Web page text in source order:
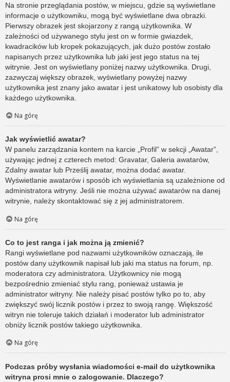
Na stronie przeglądania postów, w miejscu, gdzie są wyświetlane
informacje o użytkowniku, mogą być wyświetlane dwa obrazki.
Pierwszy obrazek jest skojarzony z rangą użytkownika. W
zależności od używanego stylu jest on w formie gwiazdek,
kwadracików lub kropek pokazujących, jak dużo postów zostało
napisanych przez użytkownika lub jaki jest jego status na tej
witrynie. Jest on wyświetlany poniżej nazwy użytkownika. Drugi,
zazwyczaj większy obrazek, wyświetlany powyżej nazwy
użytkownika jest znany jako awatar i jest unikatowy lub osobisty dla
każdego użytkownika.
Na górę
Jak wyświetlić awatar?
W panelu zarządzania kontem na karcie „Profil” w sekcji „Awatar”,
używając jednej z czterech metod: Gravatar, Galeria awatarów,
Zdalny awatar lub Prześlij awatar, można dodać awatar.
Wyświetlanie awatarów i sposób ich wyświetlania są uzależnione od
administratora witryny. Jeśli nie można używać awatarów na danej
witrynie, należy skontaktować się z jej administratorem.
Na górę
Co to jest ranga i jak można ją zmienić?
Rangi wyświetlane pod nazwami użytkowników oznaczają, ile
postów dany użytkownik napisał lub jaki ma status na forum, np.
moderatora czy administratora. Użytkownicy nie mogą
bezpośrednio zmieniać stylu rang, ponieważ ustawia je
administrator witryny. Nie należy pisać postów tylko po to, aby
zwiększyć swój licznik postów i przez to swoją rangę. Większość
witryn nie toleruje takich działań i moderator lub administrator
obniży licznik postów takiego użytkownika.
Na górę
Podczas próby wysłania wiadomości e-mail do użytkownika
witryna prosi mnie o zalogowanie. Dlaczego?